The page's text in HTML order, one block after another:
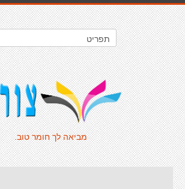
מביאה לך חומר טוב.